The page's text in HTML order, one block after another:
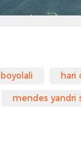
boyolali hari
mendes yandri